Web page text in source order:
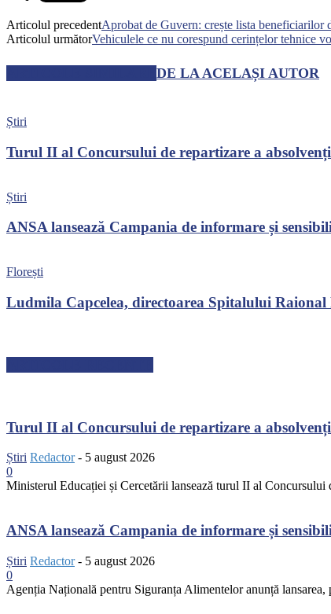
Articolul precedentAprobat de Guvern: crește lista beneficiarilor
Articolul următorVehiculele ce nu corespund cerințelor tehnice
DE LA ACELAȘI AUTOR
Știri
Turul II al Concursului de repartizare a
Știri
ANSA lansează Campania de informare și
Florești
Ludmila Capcelea, directoarea Spitalului
Turul II al Concursului de repartizare a
Știri Redactor - 5 august 2026
0
Ministerul Educației și Cercetării lansează turul II al
ANSA lansează Campania de informare și
Știri Redactor - 5 august 2026
0
Agenția Națională pentru Siguranța Alimentelor anunță